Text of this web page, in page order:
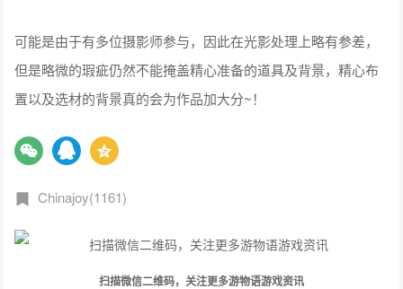
可能是由于有多位摄影师参与，因此在光影处理上略有参差，
但是略微的瑕疵仍然不能掩盖精心准备的道具及背景，精心布
置以及选材的背景真的会为作品加大分~！
Chinajoy(1161)
扫描微信二维码，关注更多游物语游戏资讯